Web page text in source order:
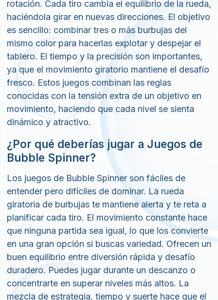
es sencillo: combinar tres o más burbujas del
mismo color para hacerlas explotar y despejar el
tablero. El tiempo y la precisión son importantes,
ya que el movimiento giratorio mantiene el desafío
fresco. Estos juegos combinan las reglas
conocidas con la tensión extra de un objetivo en
movimiento, haciendo que cada nivel se sienta
dinámico y atractivo.
¿Por qué deberías jugar a Juegos de
Los juegos de Bubble Spinner son fáciles de
entender pero difíciles de dominar. La rueda
giratoria de burbujas te mantiene alerta y te reta a
planificar cada tiro. El movimiento constante hace
que ninguna partida sea igual, lo que los convierte
en una gran opción si buscas variedad. Ofrecen un
buen equilibrio entre diversión rápida y desafío
duradero. Puedes jugar durante un descanzo o
concentrarte en superar niveles más altos. La
mezcla de estrategia, tiempo y suerte hace que el
juego sea gratificante sin ser abrumador. Si